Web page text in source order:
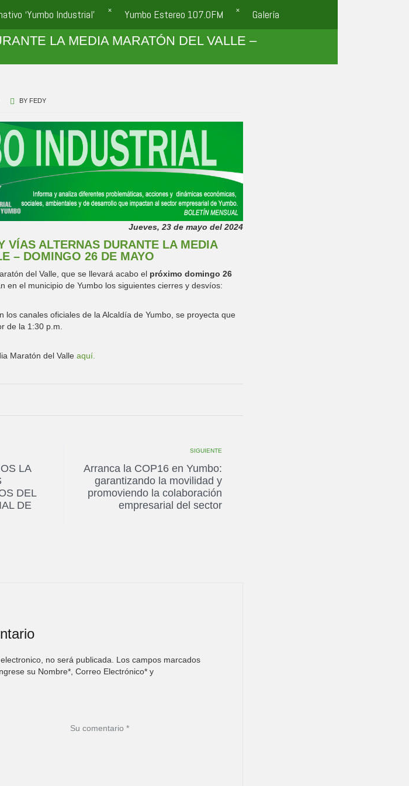
‘Yumbo Industrial’ Yumbo Estereo 107.0FM Galería
LA MEDIA MARATÓN DEL VALLE –
BY FEDY
Jueves, 23 de mayo del 2024
VÍAS ALTERNAS DURANTE LA MEDIA
– DOMINGO 26 DE MAYO
del Valle, que se llevará acabo el próximo domingo 26
en el municipio de Yumbo los siguientes cierres y desvíos:
los canales oficiales de la Alcaldía de Yumbo, se proyecta que
de la 1:30 p.m.
Maratón del Valle aquí.
LA
DEL
DE
SIGUIENTE
Arranca la COP16 en Yumbo:
garantizando la movilidad y
promoviendo la colaboración
empresarial del sector
no será publicada. Los campos marcados
su Nombre*, Correo Electrónico* y